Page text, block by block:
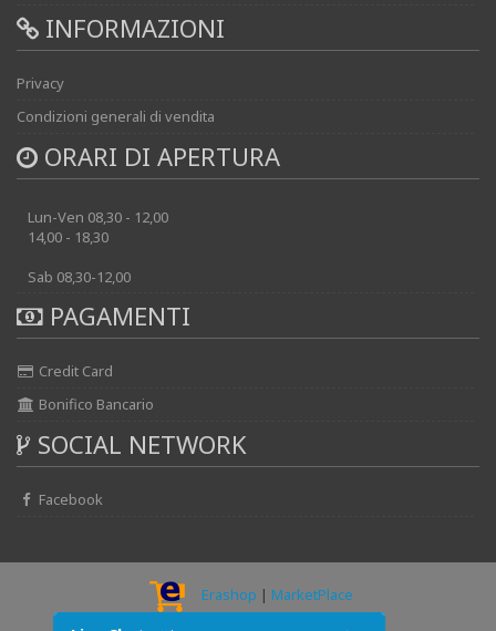
INFORMAZIONI
Privacy
Condizioni generali di vendita
ORARI DI APERTURA
Lun-Ven 08,30 - 12,00
14,00 - 18,30
Sab 08,30-12,00
PAGAMENTI
Credit Card
Bonifico Bancario
SOCIAL NETWORK
Facebook
Erashop | MarketPlace